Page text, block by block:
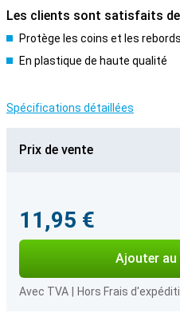
Les clients sont satisfaits
Protège les coins et les rebords
En plastique de haute qualité
Spécifications détaillées
Prix de vente
11,95 €
Ajouter au
Avec TVA Hors Frais